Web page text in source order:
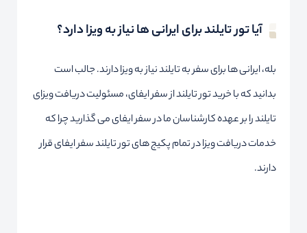
آیا تور تایلند برای ایرانی ها نیاز به ویزا دارد؟
بله، ایرانی ها برای سفر به تایلند نیاز به ویزا دارند. جالب است
بدانید که با خرید تور تایلند از سفر ایفای، مسئولیت دریافت ویزای
تایلند را بر عهده کارشناسان ما در سفر ایفای می گذارید چرا که
خدمات دریافت ویزا در تمام پکیج های تور تایلند سفر ایفای قرار
دارند.